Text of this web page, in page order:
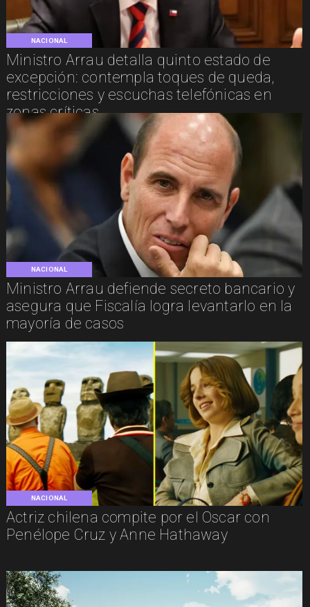
NACIONAL
Ministro Arrau detalla quinto estado de
excepción: contempla toques de queda,
restricciones y escuchas telefónicas en
zonas críticas
NACIONAL
Ministro Arrau defiende secreto bancario y
asegura que Fiscalía logra levantarlo en la
mayoría de casos
NACIONAL
Actriz chilena compite por el Oscar con
Penélope Cruz y Anne Hathaway